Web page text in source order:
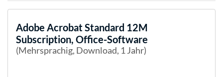
Adobe Acrobat Standard 12M
Subscription, Office-Software
(Mehrsprachig, Download, 1 Jahr)